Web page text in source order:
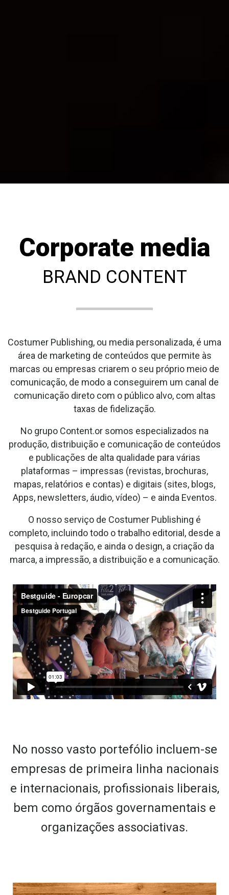
Corporate media
BRAND CONTENT
Costumer Publishing, ou media personalizada, é uma
área de marketing de conteúdos que permite às
marcas ou empresas criarem o seu próprio meio de
comunicação, de modo a conseguirem um canal de
comunicação direto com o público alvo, com altas
taxas de fidelização.
No grupo Content.or somos especializados na
produção, distribuição e comunicação de conteúdos
e publicações de alta qualidade para várias
plataformas – impressas (revistas, brochuras,
mapas, relatórios e contas) e digitais (sites, blogs,
Apps, newsletters, áudio, vídeo) – e ainda Eventos.
O nosso serviço de Costumer Publishing é
completo, incluindo todo o trabalho editorial, desde a
pesquisa à redação, e ainda o design, a criação da
marca, a impressão, a distribuição e a comunicação.
No nosso vasto portefólio incluem-se
empresas de primeira linha nacionais
e internacionais, profissionais liberais,
bem como órgãos governamentais e
organizações associativas.